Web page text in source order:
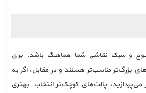
نوع و سبک نقاشی شما هماهنگ باشد. برای
بزرگ‌تر مناسب‌تر هستند و در مقابل، اگر به
پالت‌های کوچک‌تر انتخاب بهتری